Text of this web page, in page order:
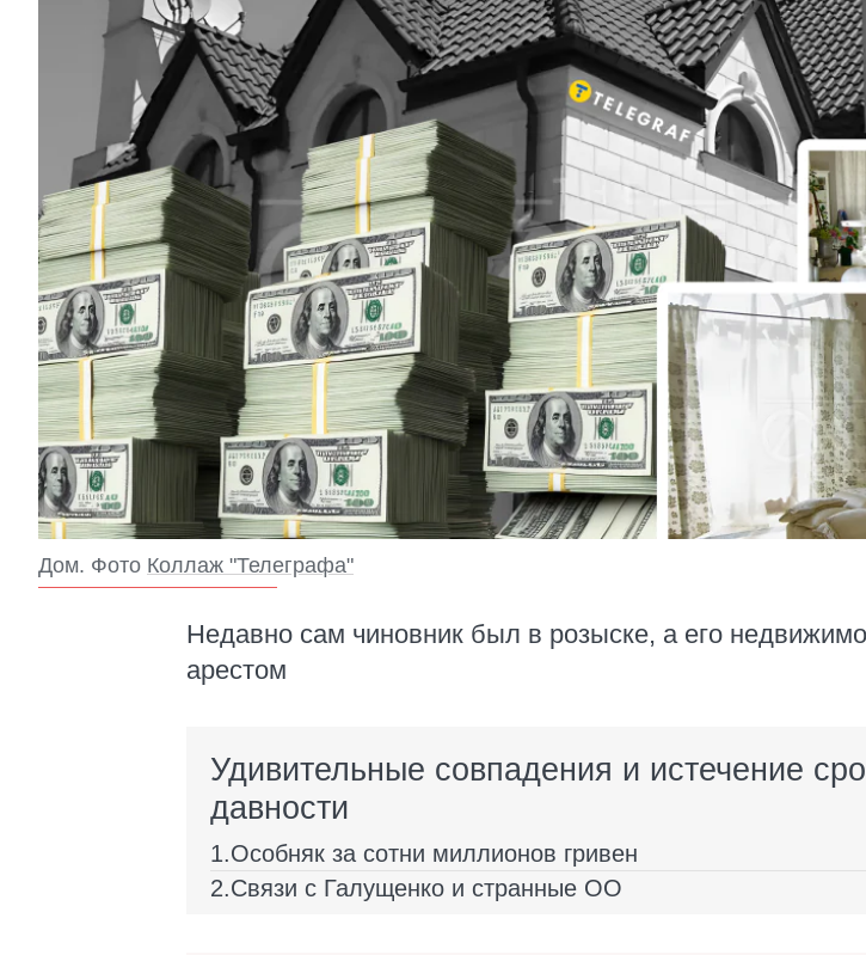
Дом. Фото Коллаж "Телеграфа"
Недавно сам чиновник был в розыске, а его
арестом
Удивительные совпадения и истечение
давности
Особняк за сотни миллионов гривен
Связи с Галущенко и странные ОО